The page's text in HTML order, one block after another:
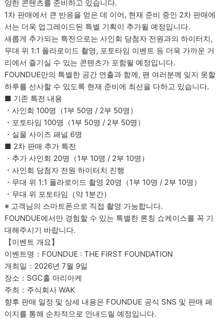
양한 콘텐츠를 준비하고 있습니다.
1차 판매에서 큰 반응을 얻은 데 이어, 현재 준비 중인 2차 판매에
서는 더욱 업그레이드된 특별 기획이 추가될 예정입니다.
새롭게 추가되는 특전으로는 사인회 당첨자 전원과의 하이터치,
무대 위 1:1 폴라로이드 촬영, 포토타임 이벤트 등 더욱 가까운 거
리에서 즐기실 수 있는 콘텐츠가 포함될 예정입니다.
FOUNDUE만의 특별한 공간 연출과 함께, 팬 여러분께 잊지 못할
하루를 선사할 수 있도록 현재 준비에 최선을 다하고 있습니다.
■ 기존 특전 내용
・사인회 100명（1부 50명 / 2부 50명）
・포토타임 100명（1부 50명 / 2부 50명）
・실물 사이즈 패널 6명
■ 2차 판매 추가 특전
・추가 사인회 20명（1부 10명 / 2부 10명）
・사인회 당첨자 전원 하이터치 진행
・무대 위 1:1 폴라로이드 촬영 20명（1부 10명 / 2부 10명）
・무대 위 포토타임（약 1분간）
※ 고객님의 스마트폰으로 직접 촬영 가능합니다.
FOUNDUE에서만 경험할 수 있는 특별한 론칭 쇼케이스를 꼭 기
대해주시기 바랍니다.
【이벤트 개요】
이벤트명：FOUNDUE : THE FIRST FOUNDATION
개최일：2026년 7월 9일
장소：SGC홀 아리아케
주최：주식회사 WAK
향후 판매 일정 및 상세 내용은 FOUNDUE 공식 SNS 및 판매 페
이지를 통해 순차적으로 안내드릴 예정입니다.